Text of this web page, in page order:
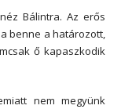
Bálintra. Az erős
benne a határozott,
ő kapaszkodik
nem megyünk